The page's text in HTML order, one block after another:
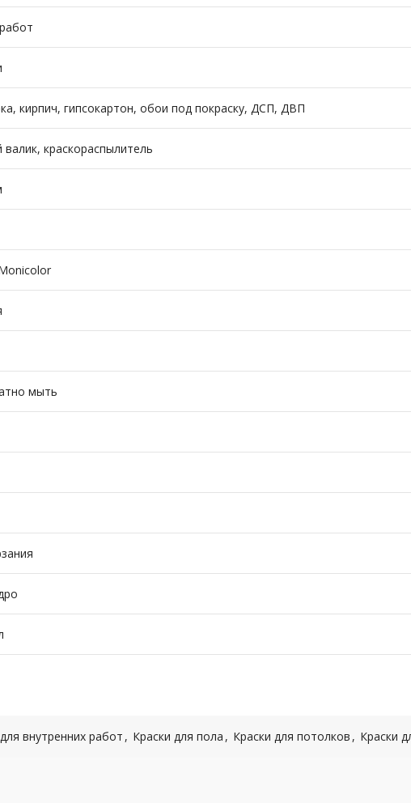
кирпич, гипсо­картон, обои под покраску, ДСП, ДВП
краскораспылитель
мыть
внутренних работ , Краски для пола , Краски для потолков , Краски